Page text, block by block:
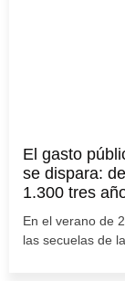
El gasto
se dispara:
1.300 tres
En el verano de
las secuelas de